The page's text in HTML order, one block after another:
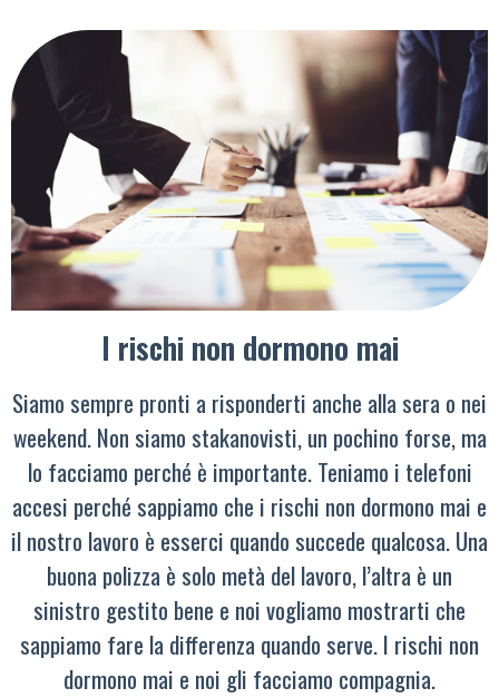
I rischi non dormono mai
Siamo sempre pronti a risponderti anche alla sera o nei
weekend. Non siamo stakanovisti, un pochino forse, ma
lo facciamo perché è importante. Teniamo i telefoni
accesi perché sappiamo che i rischi non dormono mai e
il nostro lavoro è esserci quando succede qualcosa. Una
buona polizza è solo metà del lavoro, l’altra è un
sinistro gestito bene e noi vogliamo mostrarti che
sappiamo fare la differenza quando serve. I rischi non
dormono mai e noi gli facciamo compagnia.